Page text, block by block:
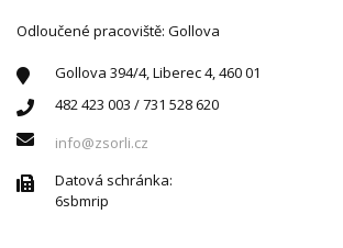
Odloučené pracoviště: Gollova
Gollova 394/4, Liberec 4, 460 01
482 423 003 / 731 528 620
info@zsorli.cz
Datová schránka:
6sbmrip